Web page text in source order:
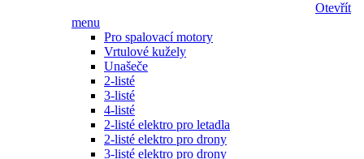
Otevřít
menu
Pro spalovací motory
Vrtulové kužely
Unašeče
2-listé
3-listé
4-listé
2-listé elektro pro letadla
2-listé elektro pro drony
3-listé elektro pro drony